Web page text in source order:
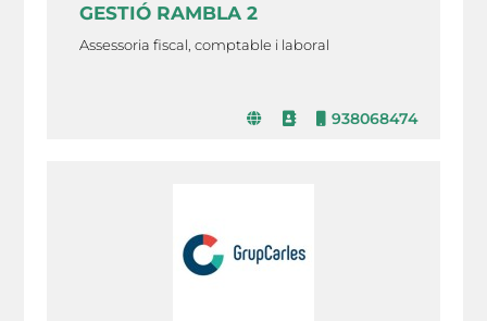
GESTIÓ RAMBLA 2
Assessoria fiscal, comptable i laboral
938068474